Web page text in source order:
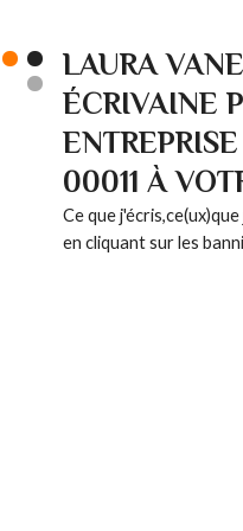
LAURA
ÉCRIVAINE
00011 À
Ce que
en cliquant sur les